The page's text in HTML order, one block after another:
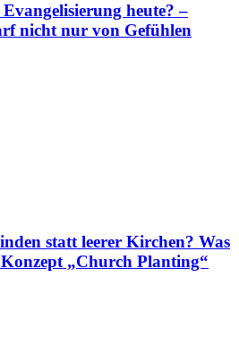
heute? –
nicht nur von Gefühlen
statt leerer Kirchen? Was
„Church Planting“